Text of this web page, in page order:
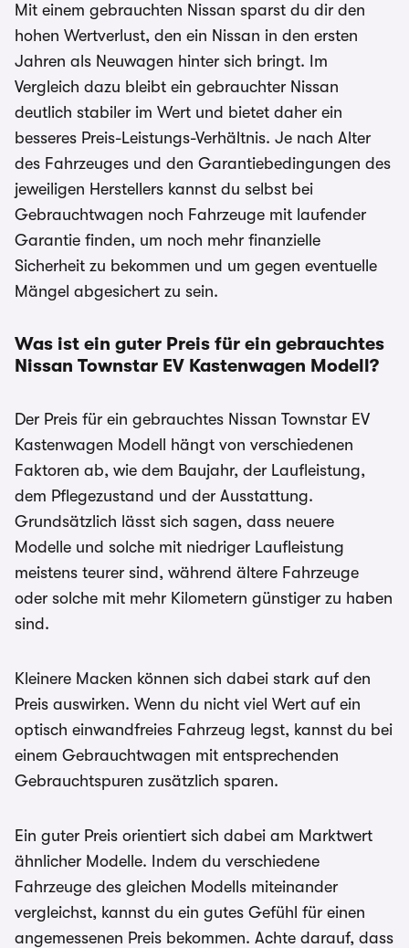
Mit einem gebrauchten Nissan sparst du dir den
hohen Wertverlust, den ein Nissan in den ersten
Jahren als Neuwagen hinter sich bringt. Im
Vergleich dazu bleibt ein gebrauchter Nissan
deutlich stabiler im Wert und bietet daher ein
besseres Preis-Leistungs-Verhältnis. Je nach Alter
des Fahrzeuges und den Garantiebedingungen des
jeweiligen Herstellers kannst du selbst bei
Gebrauchtwagen noch Fahrzeuge mit laufender
Garantie finden, um noch mehr finanzielle
Sicherheit zu bekommen und um gegen eventuelle
Mängel abgesichert zu sein.
Was ist ein guter Preis für ein gebrauchtes
Nissan Townstar EV Kastenwagen Modell?
Der Preis für ein gebrauchtes Nissan Townstar EV
Kastenwagen Modell hängt von verschiedenen
Faktoren ab, wie dem Baujahr, der Laufleistung,
dem Pflegezustand und der Ausstattung.
Grundsätzlich lässt sich sagen, dass neuere
Modelle und solche mit niedriger Laufleistung
meistens teurer sind, während ältere Fahrzeuge
oder solche mit mehr Kilometern günstiger zu haben
sind.
Kleinere Macken können sich dabei stark auf den
Preis auswirken. Wenn du nicht viel Wert auf ein
optisch einwandfreies Fahrzeug legst, kannst du bei
einem Gebrauchtwagen mit entsprechenden
Gebrauchtspuren zusätzlich sparen.
Ein guter Preis orientiert sich dabei am Marktwert
ähnlicher Modelle. Indem du verschiedene
Fahrzeuge des gleichen Modells miteinander
vergleichst, kannst du ein gutes Gefühl für einen
angemessenen Preis bekommen. Achte darauf, dass